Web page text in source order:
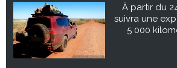
À partir du
suivra une
5 000